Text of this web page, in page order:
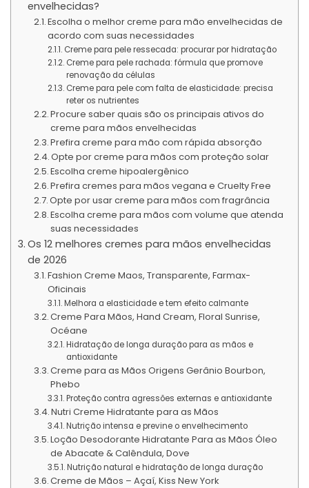
envelhecidas?
Escolha o melhor creme para mão envelhecidas de
acordo com suas necessidades
Creme para pele ressecada: procurar por hidratação
Creme para pele rachada: fórmula que promove
renovação da células
Creme para pele com falta de elasticidade: precisa
reter os nutrientes
Procure saber quais são os principais ativos do
creme para mãos envelhecidas
Prefira creme para mão com rápida absorção
Opte por creme para mãos com proteção solar
Escolha creme hipoalergênico
Prefira cremes para mãos vegana e Cruelty Free
Opte por usar creme para mãos com fragrância
Escolha creme para mãos com volume que atenda
suas necessidades
Os 12 melhores cremes para mãos envelhecidas
de 2026
Fashion Creme Maos, Transparente, Farmax-
Oficinais
Melhora a elasticidade e tem efeito calmante
Creme Para Mãos, Hand Cream, Floral Sunrise,
Océane
Hidratação de longa duração para as mãos e
antioxidante
Creme para as Mãos Origens Gerânio Bourbon,
Phebo
Proteção contra agressões externas e antioxidante
Nutri Creme Hidratante para as Mãos
Nutrição intensa e previne o envelhecimento
Loção Desodorante Hidratante Para as Mãos Óleo
de Abacate & Calêndula, Dove
Nutrição natural e hidratação de longa duração
Creme de Mãos – Açaí, Kiss New York